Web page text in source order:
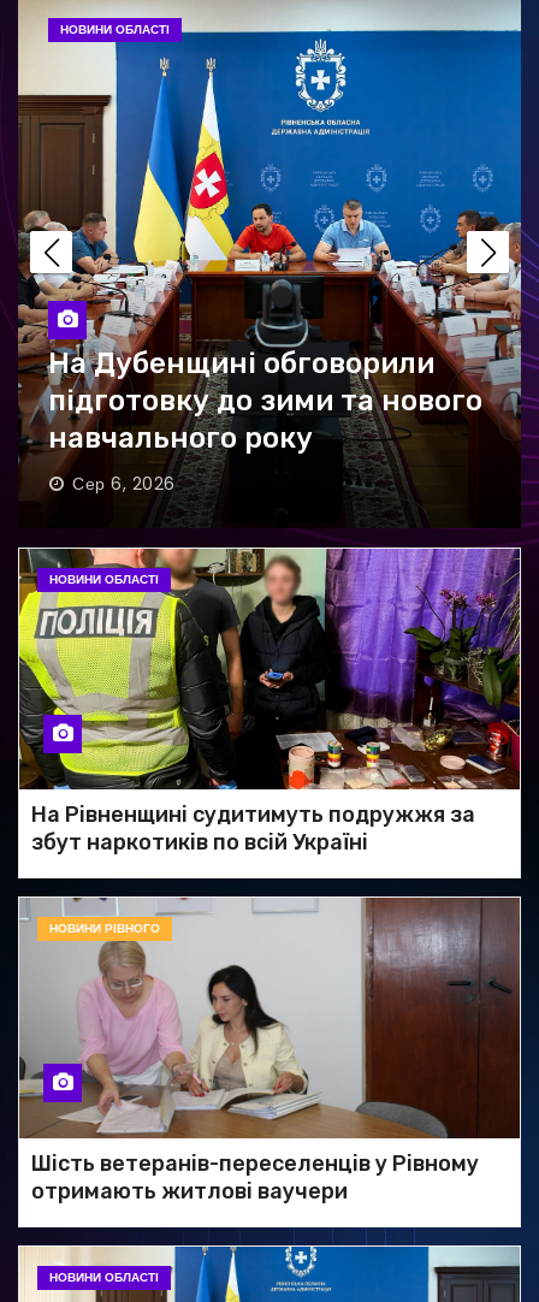
НОВИНИ ОБЛАСТІ
На Дубенщині обговорили
підготовку до зими та нового
навчального року
Сер 6, 2026
НОВИНИ ОБЛАСТІ
На Рівненщині судитимуть подружжя за
збут наркотиків по всій Україні
НОВИНИ РІВНОГО
Шість ветеранів-переселенців у Рівному
отримають житлові ваучери
НОВИНИ ОБЛАСТІ